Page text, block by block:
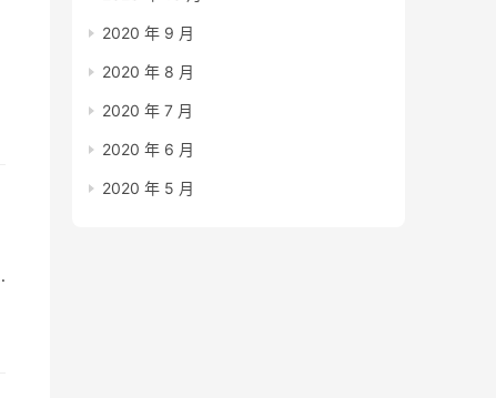
2020 年 9 月
2020 年 8 月
2020 年 7 月
2020 年 6 月
2020 年 5 月